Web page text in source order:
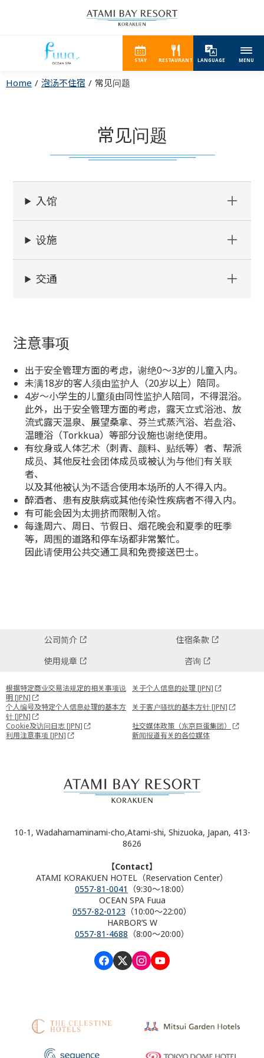
STAY RESTAURANT LANGUAGE MENU
Home 泡汤不住宿 常见问题
常见问题
入馆
设施
交通
注意事项
出于安全管理方面的考虑，谢绝0～3岁的儿童入内。
未满18岁的客人须由监护人（20岁以上）陪同。
4岁～小学生的儿童须由同性监护人陪同，不得混浴。
此外，出于安全管理方面的考虑，露天立式浴池、放
流式露天温泉、展望桑拿、芬兰式蒸汽浴、岩盘浴、
温睡浴（Torkkua）等部分设施也谢绝使用。
有纹身或人体艺术（刺青、颜料、贴纸等）者、帮派
成员、其他反社会团体成员或被认为与他们有关联
者、
以及其他被认为不适合使用本场所的人不得入内。
醉酒者、患有皮肤病或其他传染性疾病者不得入内。
有可能会因为太拥挤而限制入馆。
每逢周六、周日、节假日、烟花晚会和夏季的旺季
等，周围的道路和停车场都非常繁忙。
因此请使用公共交通工具和免费接送巴士。
公司简介
住宿条款
使用规章
咨询
根据特定商业交易法规定的相关事项说
明 [JPN]
关于个人信息的处理 [JPN]
个人编号及特定个人信息处理的基本方
针 [JPN]
关于客户骚扰的基本方针 [JPN]
Cookie及访问日志 [JPN]
社交媒体政策（东京巨蛋集团）
利用注意事项 [JPN]
新闻报道有关的各位媒体
10-1, Wadahamaminami-cho,Atami-shi, Shizuoka, Japan, 413-
8626
【Contact】
ATAMI KORAKUEN HOTEL（Reservation Center）
0557-81-0041
（9:30～18:00）
OCEAN SPA Fuua
0557-82-0123 （10:00～22:00）
HARBOR’S W
0557-81-4688 （8:00～20:00）